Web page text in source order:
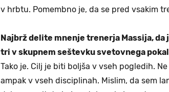
v hrbtu. Pomembno je, da se pred vsakim
Najbrž delite mnenje trenerja Massija,
tri v skupnem seštevku svetovnega
Tako je. Cilj je biti boljša v vseh pogledih.
ampak v vseh disciplinah. Mislim, da sem